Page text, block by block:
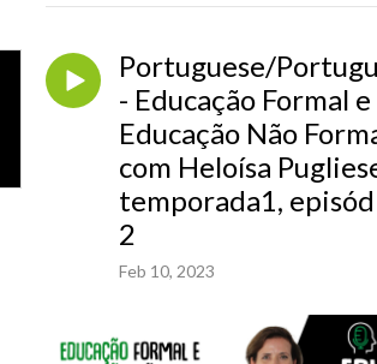
Portuguese/
- Educação Formal e
Educação Não
com Heloísa
temporada1,
2
Feb 10, 2023